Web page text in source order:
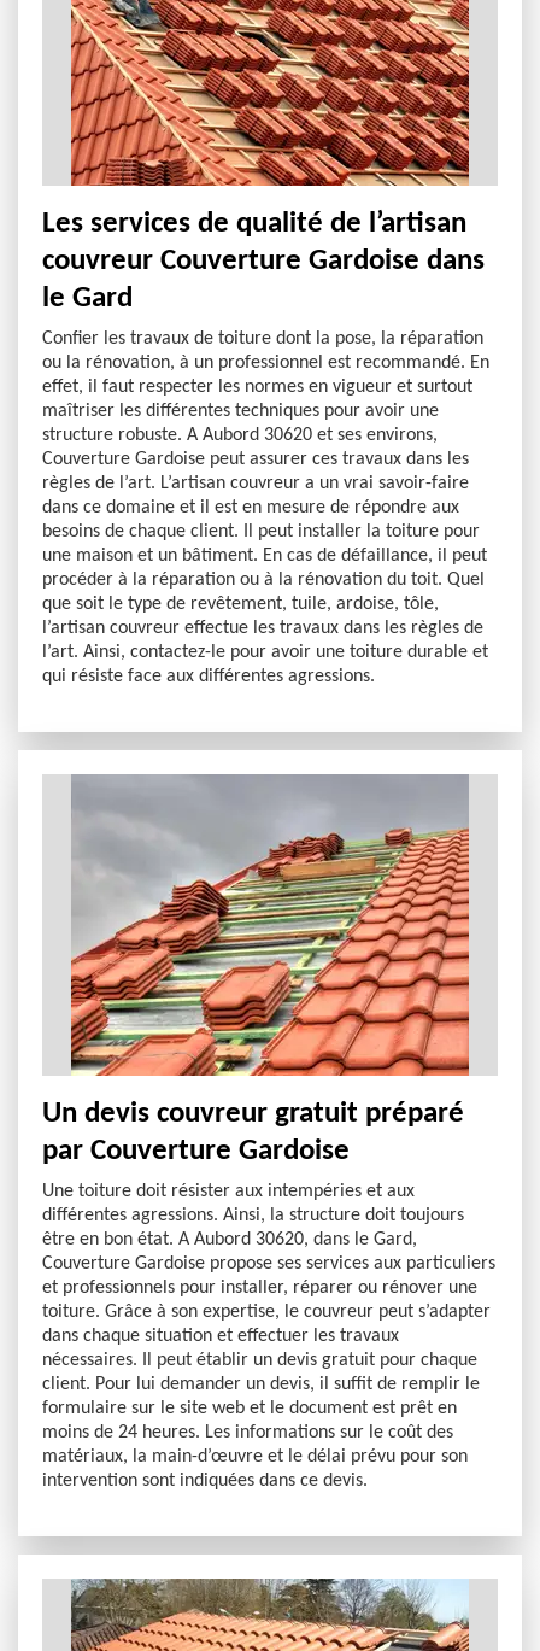
Les services de qualité de l’artisan
couvreur Couverture Gardoise dans
le Gard
Confier les travaux de toiture dont la pose, la réparation
ou la rénovation, à un professionnel est recommandé. En
effet, il faut respecter les normes en vigueur et surtout
maîtriser les différentes techniques pour avoir une
structure robuste. A Aubord 30620 et ses environs,
Couverture Gardoise peut assurer ces travaux dans les
règles de l’art. L’artisan couvreur a un vrai savoir-faire
dans ce domaine et il est en mesure de répondre aux
besoins de chaque client. Il peut installer la toiture pour
une maison et un bâtiment. En cas de défaillance, il peut
procéder à la réparation ou à la rénovation du toit. Quel
que soit le type de revêtement, tuile, ardoise, tôle,
l’artisan couvreur effectue les travaux dans les règles de
l’art. Ainsi, contactez-le pour avoir une toiture durable et
qui résiste face aux différentes agressions.
Un devis couvreur gratuit préparé
par Couverture Gardoise
Une toiture doit résister aux intempéries et aux
différentes agressions. Ainsi, la structure doit toujours
être en bon état. A Aubord 30620, dans le Gard,
Couverture Gardoise propose ses services aux particuliers
et professionnels pour installer, réparer ou rénover une
toiture. Grâce à son expertise, le couvreur peut s’adapter
dans chaque situation et effectuer les travaux
nécessaires. Il peut établir un devis gratuit pour chaque
client. Pour lui demander un devis, il suffit de remplir le
formulaire sur le site web et le document est prêt en
moins de 24 heures. Les informations sur le coût des
matériaux, la main-d’œuvre et le délai prévu pour son
intervention sont indiquées dans ce devis.